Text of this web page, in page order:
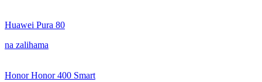
Huawei Pura 80
na zalihama
Honor Honor 400 Smart